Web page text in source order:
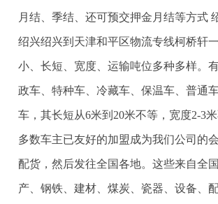
月结、季结、还可预交押金月结等方式
绍兴绍兴到天津和平区物流专线柯桥轩
小、长短、宽度、运输吨位多种多样。
政车、特种车、冷藏车、保温车、普通
车，其长短从6米到20米不等，宽度2-3
多数车主已友好的加盟成为我们公司的
配货，然后发往全国各地。这些来自全
产、钢铁、建材、煤炭、瓷器、设备、